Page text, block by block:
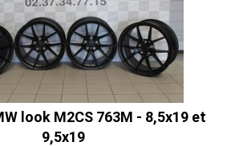
look M2CS 763M - 8,5x19 et
9,5x19